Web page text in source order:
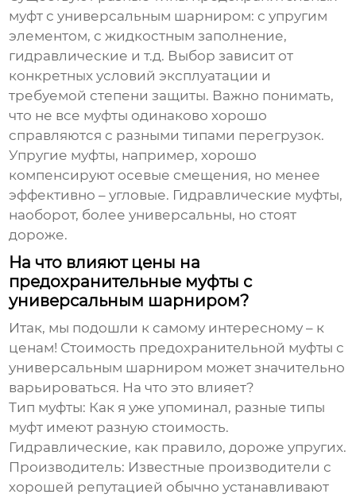
муфт с универсальным шарниром: с упругим
элементом, с жидкостным заполнение,
гидравлические и т.д. Выбор зависит от
конкретных условий эксплуатации и
требуемой степени защиты. Важно понимать,
что не все муфты одинаково хорошо
справляются с разными типами перегрузок.
Упругие муфты, например, хорошо
компенсируют осевые смещения, но менее
эффективно – угловые. Гидравлические муфты,
наоборот, более универсальны, но стоят
дороже.
На что влияют цены на
предохранительные муфты с
универсальным шарниром?
Итак, мы подошли к самому интересному – к
ценам! Стоимость предохранительной муфты с
универсальным шарниром может значительно
варьироваться. На что это влияет?
Тип муфты: Как я уже упоминал, разные типы
муфт имеют разную стоимость.
Гидравлические, как правило, дороже упругих.
Производитель: Известные производители с
хорошей репутацией обычно устанавливают